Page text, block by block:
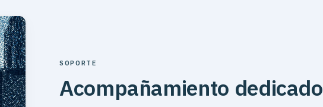
SOPORTE
Acompañamiento dedicado